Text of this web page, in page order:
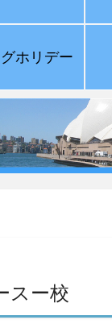
ホリデー
スー校